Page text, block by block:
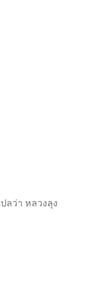
ลว่า หลวงลุง